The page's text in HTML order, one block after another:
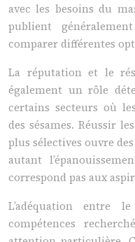
avec les besoins du
publient
comparer différentes
La réputation et le
également un rôle
certains secteurs où
des sésames. Réussir
plus sélectives ouvre
autant
correspond pas aux
L’adéquation entre
compétences